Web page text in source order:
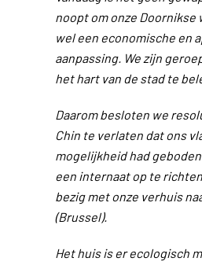
noopt om onze Doornikse
wel een economische en
aanpassing. We zijn
het hart van de stad te
Daarom besloten we
Chin te verlaten dat ons
mogelijkheid had
een internaat op te
bezig met onze verhuis
(Brussel).
Het huis is er ecologisch